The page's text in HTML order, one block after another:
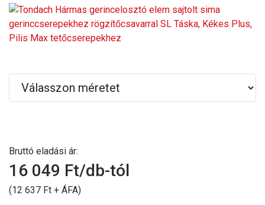
Bruttó eladási ár:
16 049 Ft/db-tól
(12 637 Ft + ÁFA)